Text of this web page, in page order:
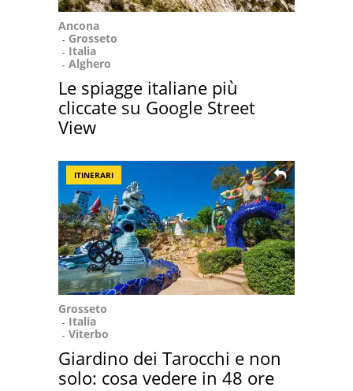
Ancona
Grosseto
Italia
Alghero
Le spiagge italiane più
cliccate su Google Street
View
ITINERARI
Grosseto
Italia
Viterbo
Giardino dei Tarocchi e non
solo: cosa vedere in 48 ore